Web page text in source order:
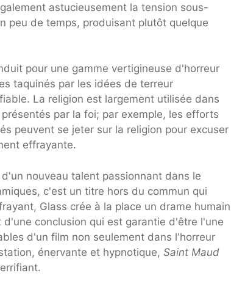
astucieusement la tension sous-
peu de temps, produisant plutôt quelque
pour une gamme vertigineuse d'horreur
taquinés par les idées de terreur
La religion est largement utilisée dans
par la foi; par exemple, les efforts
peuvent se jeter sur la religion pour excuser
effrayante.
nouveau talent passionnant dans le
c'est un titre hors du commun qui
Glass crée à la place un drame humain
conclusion qui est garantie d'être l'une
d'un film non seulement dans l'horreur
énervante et hypnotique, Saint Maud